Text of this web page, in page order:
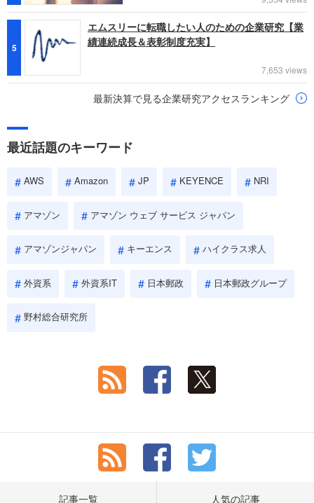
5
エムスリーに転職したい人のための企業研究【業
績連続成長＆表彰制度充実】
7,653 views
最新決算で見る企業研究アクセスランキング
最近話題のキーワード
AWS Amazon JP KEYENCE NRI
アマゾン アマゾン ウェブ サービス ジャパン
アマゾンジャパン キーエンス ハイクラス求人
外資系 外資系IT 日本郵政 日本郵政グループ
野村総合研究所
記事一覧 人気の記事